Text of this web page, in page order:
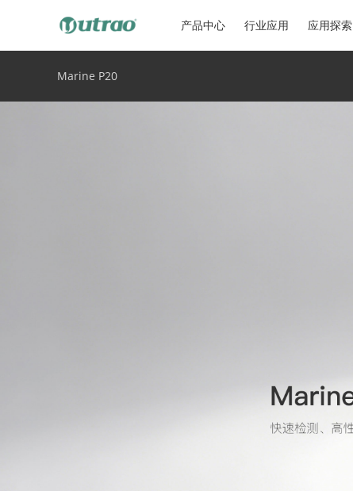
产品中心 行业应用 应用探索
Marine P20